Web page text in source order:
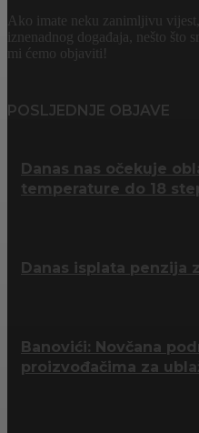
Ako imate neku zanimljivu
iznenadnog događaja, nešto što
mi ćemo objaviti!
POSLJEDNJE OBJAVE
Danas nas očekuje
temperature do 18
Danas isplata penzija
Banovići: Novčana
proizvođačima za